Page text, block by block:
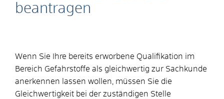
beantragen
Wenn Sie Ihre bereits erworbene Qualifikation im
Bereich Gefahrstoffe als gleichwertig zur Sachkunde
anerkennen lassen wollen, müssen Sie die
Gleichwertigkeit bei der zuständigen Stelle